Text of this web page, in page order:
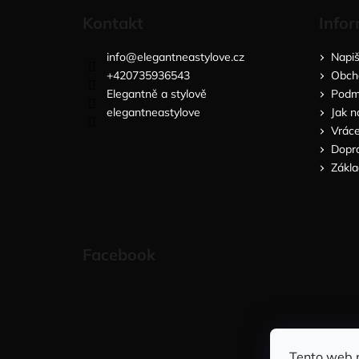
info@elegantneastylove.cz
+420735936543
Elegantně a stylově
elegantneastylove
Jak